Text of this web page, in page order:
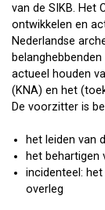
van de SIKB. Het
ontwikkelen en
Nederlandse
actueel houden
(KNA) en het
De voorzitter is
het leiden van
het behartigen
incidenteel:
overleg